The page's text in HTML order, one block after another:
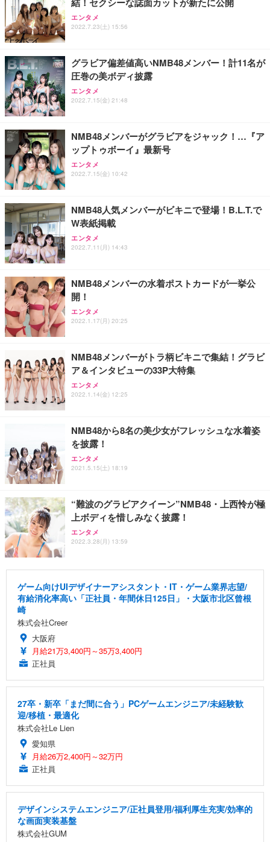
エンタメ
2022.7.23(土) 15:56
グラビア偏差値高いNMB48メンバー！計11名が
圧巻の美ボディ披露
エンタメ
2022.7.15(金) 21:48
NMB48メンバーがグラビアをジャック！…『ア
ップトゥボーイ』最新号
エンタメ
2022.7.15(金) 10:42
NMB48人気メンバーがビキニで登場！B.L.T.で
W表紙掲載
エンタメ
2022.7.11(月) 14:43
NMB48メンバーの水着ポストカードが一挙公
開！
エンタメ
2022.1.17(月) 20:25
NMB48メンバーがトラ柄ビキニで集結！グラビ
ア＆インタビューの33P大特集
エンタメ
2022.1.14(金) 12:25
NMB48から8名の美少女がフレッシュな水着姿
を披露！
エンタメ
2021.5.15(土) 18:19
“難波のグラビアクイーン”NMB48・上西怜が極
上ボディを惜しみなく披露！
エンタメ
2022.3.28(月) 13:59
ゲーム向けUIデザイナーアシスタント・IT・ゲーム業界志望/
有給消化率高い「正社員・年間休日125日」・大阪市北区曾根
崎
株式会社Creer
大阪府
月給21万3,400円～35万3,400円
正社員
27卒・新卒「まだ間に合う」PCゲームエンジニア/未経験歓
迎/移植・最適化
株式会社Le Lien
愛知県
月給26万2,400円～32万円
正社員
デザインシステムエンジニア/正社員登用/福利厚生充実/効率的
な画面実装基盤
株式会社GUM